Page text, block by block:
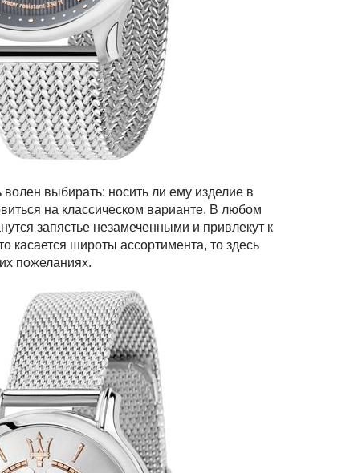
волен выбирать: носить ли ему изделие в
на классическом варианте. В любом
запястье незамеченными и привлекут к
касается широты ассортимента, то здесь
пожеланиях.